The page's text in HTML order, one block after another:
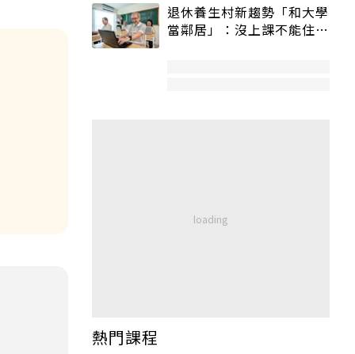
退休養生村新趨勢「和大學
當鄰居」：沒上課不能住、
熱門課程